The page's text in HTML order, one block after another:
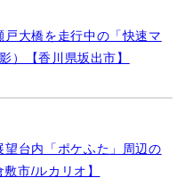
台内「ポケふた」周辺の
市/ルカリオ】